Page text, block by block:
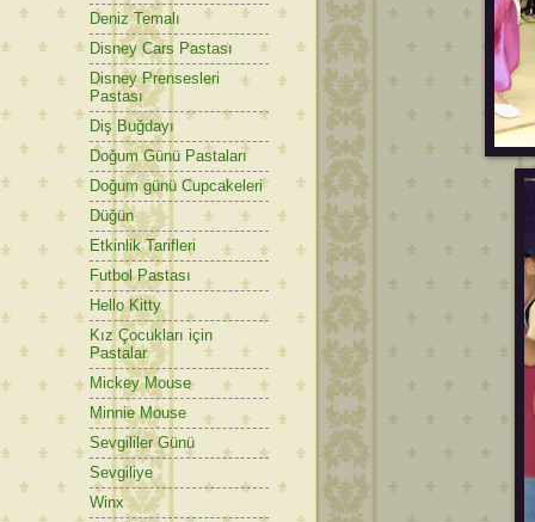
Deniz Temalı
Disney Cars Pastası
Disney Prensesleri
Pastası
Diş Buğdayı
Doğum Günü Pastaları
Doğum günü Cupcakeleri
Düğün
Etkinlik Tarifleri
Futbol Pastası
Hello Kitty
Kız Çocukları için
Pastalar
Mickey Mouse
Minnie Mouse
Sevgililer Günü
Sevgiliye
Winx